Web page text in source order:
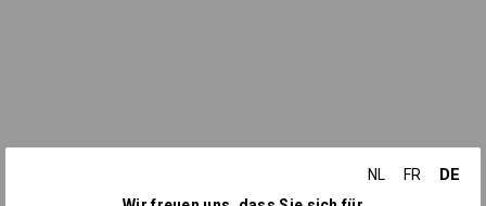
NL FR DE